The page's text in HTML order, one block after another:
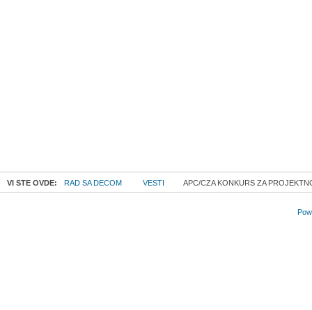
VI STE OVDE: RAD SA DECOM VESTI APC/CZA KONKURS ZA